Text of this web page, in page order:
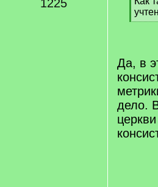
1225
[
Да, в
дело.